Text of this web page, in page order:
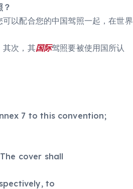
？
可以配合您的中国驾照一起，在世界
其次，其国际驾照要被使用国所认
7 to this convention;
cover shall
to